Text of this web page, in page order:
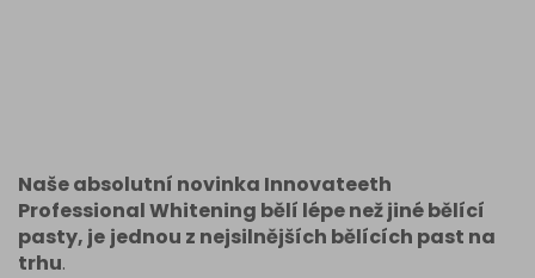
Naše absolutní novinka Innovateeth
Professional Whitening bělí lépe než jiné bělící
pasty, je jednou z nejsilnějších bělících past na
trhu.